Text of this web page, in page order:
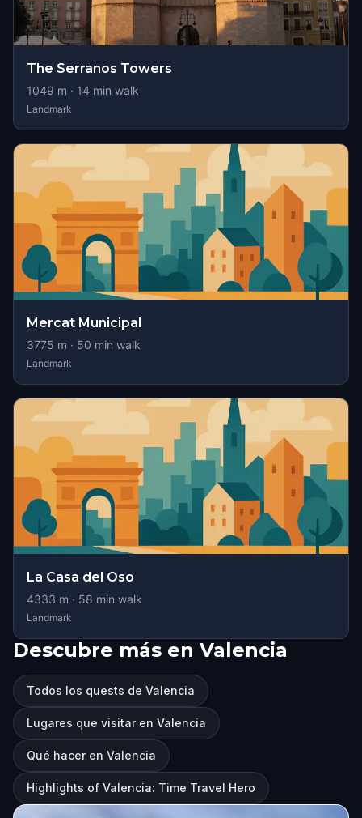
The Serranos Towers
1049 m · 14 min walk
Landmark
Mercat Municipal
3775 m · 50 min walk
Landmark
La Casa del Oso
4333 m · 58 min walk
Landmark
Descubre más en Valencia
Todos los quests de Valencia
Lugares que visitar en Valencia
Qué hacer en Valencia
Highlights of Valencia: Time Travel Hero